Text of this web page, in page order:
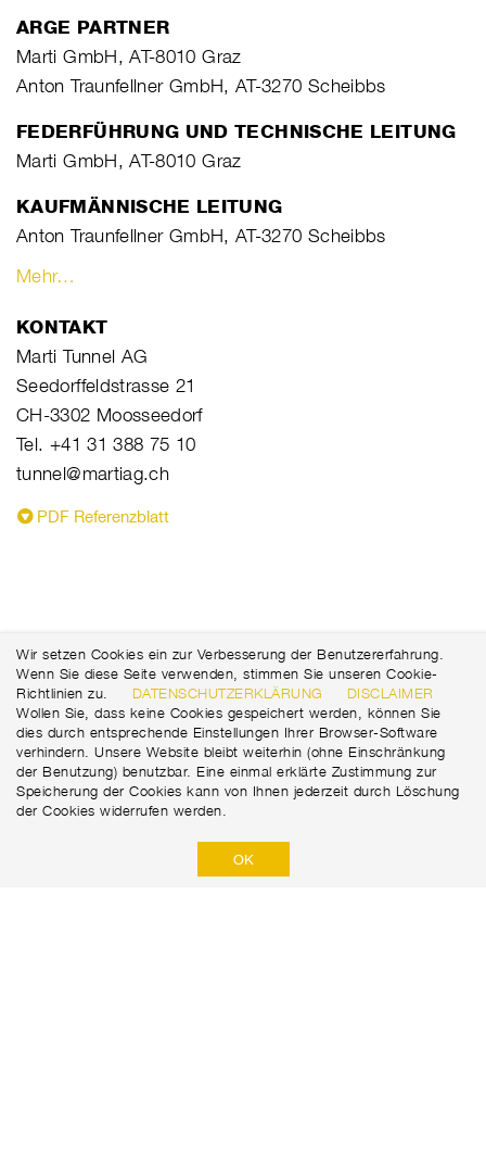
ARGE PARTNER
Marti GmbH, AT-8010 Graz
Anton Traunfellner GmbH, AT-3270 Scheibbs
FEDERFÜHRUNG UND TECHNISCHE LEITUNG
Marti GmbH, AT-8010 Graz
KAUFMÄNNISCHE LEITUNG
Anton Traunfellner GmbH, AT-3270 Scheibbs
Mehr…
KONTAKT
Marti Tunnel AG
Seedorffeldstrasse 21
CH-3302 Moosseedorf
Tel. +41 31 388 75 10
tunnel@martiag.ch
PDF Referenzblatt
Wir setzen Cookies ein zur Verbesserung der Benutzererfahrung.
Wenn Sie diese Seite verwenden, stimmen Sie unseren Cookie-
Richtlinien zu.
DATENSCHUTZERKLÄRUNG
DISCLAIMER
Wollen Sie, dass keine Cookies gespeichert werden, können Sie
dies durch entsprechende Einstellungen Ihrer Browser-Software
verhindern. Unsere Website bleibt weiterhin (ohne Einschränkung
der Benutzung) benutzbar. Eine einmal erklärte Zustimmung zur
Speicherung der Cookies kann von Ihnen jederzeit durch Löschung
der Cookies widerrufen werden.
OK